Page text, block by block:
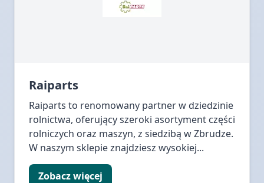
Raiparts
Raiparts to renomowany partner w dziedzinie
rolnictwa, oferujący szeroki asortyment części
rolniczych oraz maszyn, z siedzibą w Zbrudze.
W naszym sklepie znajdziesz wysokiej...
Zobacz więcej